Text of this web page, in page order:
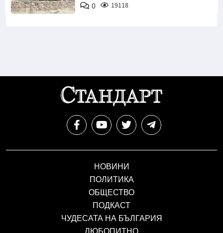
0 19118
НОВИНИ
ПОЛИТИКА
ОБЩЕСТВО
ПОДКАСТ
ЧУДЕСАТА НА БЪЛГАРИЯ
ЛЮБОПИТНО